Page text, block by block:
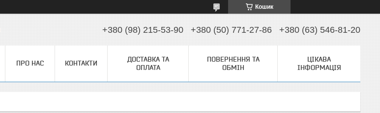
Кошик
+380 (98) 215-53-90 +380 (50) 771-27-86 +380 (63) 546-81-20
ПРО НАС КОНТАКТИ
ДОСТАВКА ТА
ОПЛАТА
ПОВЕРНЕННЯ ТА
ОБМІН
ЦІКАВА
ІНФОРМАЦІЯ